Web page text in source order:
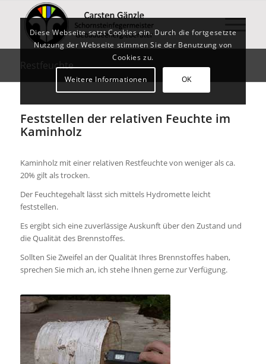
Restfeuchte
Feststellen der relativen Feuchte im
Kaminholz
Kaminholz mit einer relativen Restfeuchte von weniger als ca.
20% gilt als trocken.
Der Feuchtegehalt lässt sich mittels Hydromette leicht
feststellen.
Es ergibt sich eine zuverlässige Auskunft über den Zustand und
die Qualität des Brennstoffes.
Sollten Sie Zweifel an der Qualität Ihres Brennstoffes haben,
sprechen Sie mich an, ich stehe Ihnen gerne zur Verfügung.
Diese Webseite setzt Cookies ein. Durch die fortgesetzte
Nutzung der Webseite stimmen Sie der Benutzung von
Cookies zu.
Weitere Informationen OK